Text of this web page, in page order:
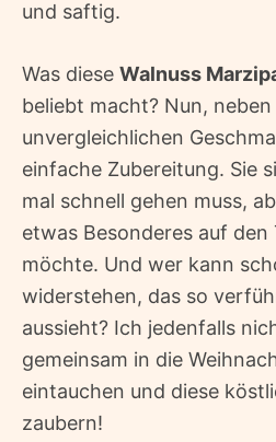
und saftig.
Was diese Walnuss
beliebt macht? Nun, neben
unvergleichlichen
einfache Zubereitung. Sie
mal schnell gehen muss,
etwas Besonderes auf den
möchte. Und wer kann
widerstehen, das so
aussieht? Ich jedenfalls
gemeinsam in die
eintauchen und diese
zaubern!